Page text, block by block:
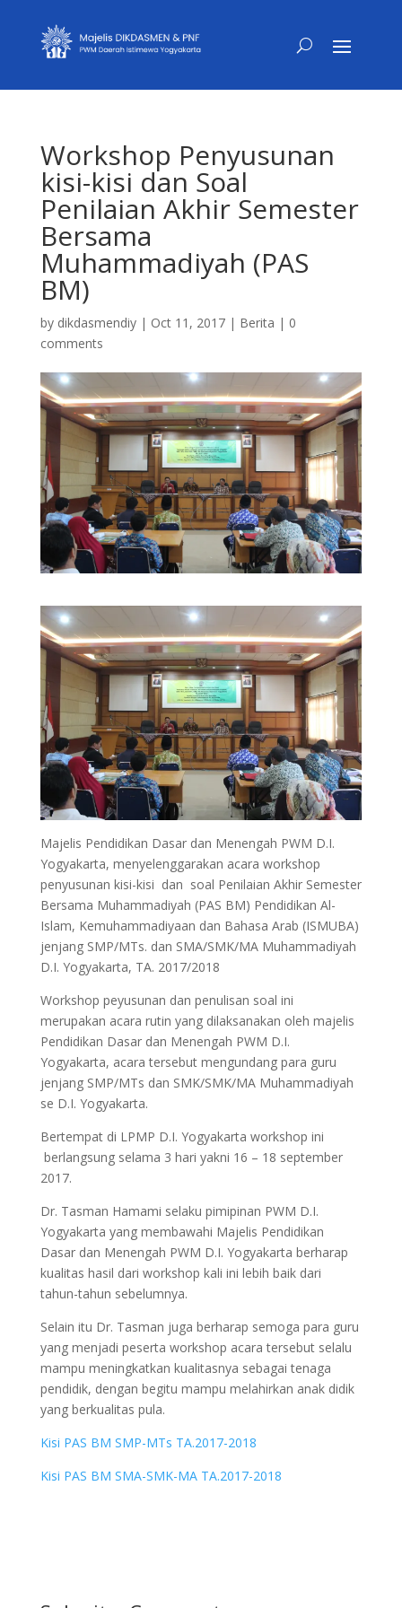
Workshop Penyusunan
kisi-kisi dan Soal
Penilaian Akhir Semester
Bersama
Muhammadiyah (PAS
BM)
by dikdasmendiy| Oct 11, 2017| Berita | 0
comments
Majelis Pendidikan Dasar dan Menengah PWM D.I.
Yogyakarta, menyelenggarakan acara workshop
penyusunan kisi-kisi dan soal Penilaian Akhir Semester
Bersama Muhammadiyah (PAS BM) Pendidikan Al-
Islam, Kemuhammadiyaan dan Bahasa Arab (ISMUBA)
jenjang SMP/MTs. dan SMA/SMK/MA Muhammadiyah
D.I. Yogyakarta, TA. 2017/2018
Workshop peyusunan dan penulisan soal ini
merupakan acara rutin yang dilaksanakan oleh majelis
Pendidikan Dasar dan Menengah PWM D.I.
Yogyakarta, acara tersebut mengundang para guru
jenjang SMP/MTs dan SMK/SMK/MA Muhammadiyah
se D.I. Yogyakarta.
Bertempat di LPMP D.I. Yogyakarta workshop ini
berlangsung selama 3 hari yakni 16 – 18 september
2017.
Dr. Tasman Hamami selaku pimipinan PWM D.I.
Yogyakarta yang membawahi Majelis Pendidikan
Dasar dan Menengah PWM D.I. Yogyakarta berharap
kualitas hasil dari workshop kali ini lebih baik dari
tahun-tahun sebelumnya.
Selain itu Dr. Tasman juga berharap semoga para guru
yang menjadi peserta workshop acara tersebut selalu
mampu meningkatkan kualitasnya sebagai tenaga
pendidik, dengan begitu mampu melahirkan anak didik
yang berkualitas pula.
Kisi PAS BM SMP-MTs TA.2017-2018
Kisi PAS BM SMA-SMK-MA TA.2017-2018